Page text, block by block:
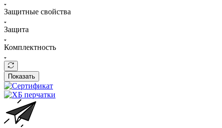
Защитные свойства
Защита
Комплектность
Показать